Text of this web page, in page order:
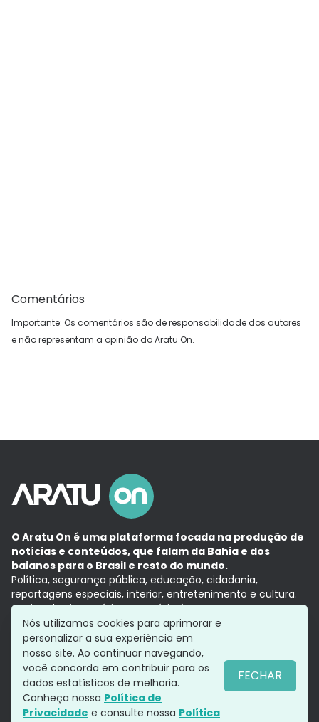
Comentários
Importante: Os comentários são de responsabilidade dos autores
e não representam a opinião do Aratu On.
O Aratu On é uma plataforma focada na produção de
notícias e conteúdos, que falam da Bahia e dos
baianos para o Brasil e resto do mundo.
Política, segurança pública, educação, cidadania,
reportagens especiais, interior, entretenimento e cultura.
Aqui, tudo vira notícia e a notícia é no tempo presente,
com a credibilidade do Grupo Aratu.
Grupo Aratu
Política de privacidade
Siga-nos
Nós utilizamos cookies para aprimorar e
personalizar a sua experiência em
nosso site. Ao continuar navegando,
você concorda em contribuir para os
dados estatísticos de melhoria.
Conheça nossa Política de
Privacidade e consulte nossa Política
FECHAR